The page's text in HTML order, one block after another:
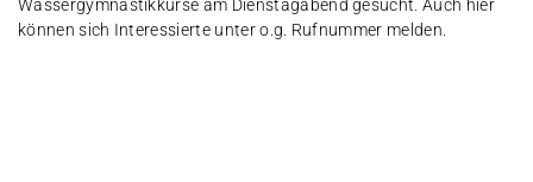
Wassergymnastikkurse am Dienstagabend gesucht. Auch hier
können sich Interessierte unter o.g. Rufnummer melden.